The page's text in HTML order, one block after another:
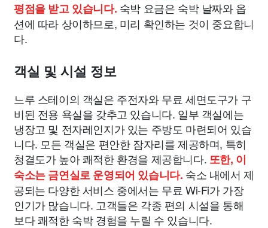
평점을 받고 있습니다. 숙박 요금은 숙박 날짜와 옵
션에 따라 상이하므로, 미리 확인하는 것이 중요합니
다.
객실 및 시설 정보
느루 스테이의 객실은 주전자와 무료 세면도구가 구
비된 전용 욕실을 갖추고 있습니다. 일부 객실에는
냉장고 및 전자레인지가 있는 주방도 마련되어 있습
니다. 모든 객실은 편안한 잠자리를 제공하며, 특히
청결도가 높아 쾌적한 환경을 제공합니다. 또한, 이
숙소는 금연실로 운영되어 있습니다. 숙소 내에서 제
공되는 다양한 서비스 중에서는 무료 Wi-Fi가 가장
인기가 많습니다. 고객들은 각종 편의 시설을 통해
보다 쾌적한 숙박 경험을 누릴 수 있습니다.